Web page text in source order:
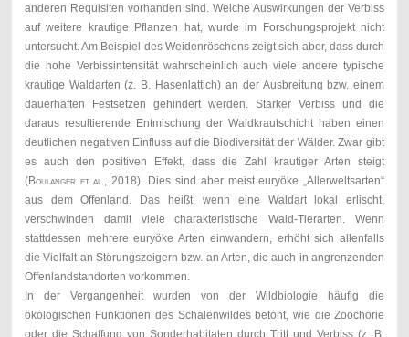
anderen Requisiten vorhanden sind. Welche Auswirkungen der Verbiss
auf weitere krautige Pflanzen hat, wurde im Forschungsprojekt nicht
untersucht. Am Beispiel des Weidenröschens zeigt sich aber, dass durch
die hohe Verbissintensität wahrscheinlich auch viele andere typische
krautige Waldarten (z. B. Hasenlattich) an der Ausbreitung bzw. einem
dauerhaften Festsetzen gehindert werden. Starker Verbiss und die
daraus resultierende Entmischung der Waldkrautschicht haben einen
deutlichen negativen Einfluss auf die Biodiversität der Wälder. Zwar gibt
es auch den positiven Effekt, dass die Zahl krautiger Arten steigt
(Boulanger et al., 2018). Dies sind aber meist euryöke „Allerweltsarten“
aus dem Offenland. Das heißt, wenn eine Waldart lokal erlischt,
verschwinden damit viele charakteristische Wald-Tierarten. Wenn
stattdessen mehrere euryöke Arten einwandern, erhöht sich allenfalls
die Vielfalt an Störungszeigern bzw. an Arten, die auch in angrenzenden
Offenlandstandorten vorkommen.
In der Vergangenheit wurden von der Wildbiologie häufig die
ökologischen Funktionen des Schalenwildes betont, wie die Zoochorie
oder die Schaffung von Sonderhabitaten durch Tritt und Verbiss (z. B.